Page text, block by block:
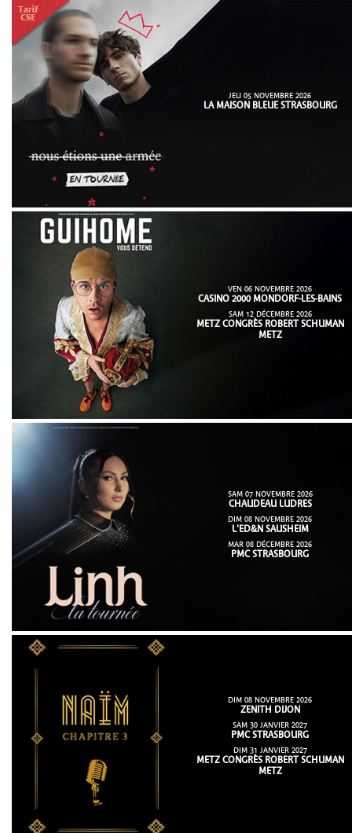
JEU 05 NOVEMBRE 2026
LA MAISON BLEUE STRASBOURG
VEN 06 NOVEMBRE 2026
CASINO 2000 MONDORF-LES-BAINS
SAM 12 DÉCEMBRE 2026
METZ CONGRÈS ROBERT SCHUMAN
METZ
SAM 07 NOVEMBRE 2026
CHAUDEAU LUDRES
DIM 08 NOVEMBRE 2026
L'ED&N SAUSHEIM
MAR 08 DÉCEMBRE 2026
PMC STRASBOURG
DIM 08 NOVEMBRE 2026
ZENITH DIJON
SAM 30 JANVIER 2027
PMC STRASBOURG
DIM 31 JANVIER 2027
METZ CONGRÈS ROBERT SCHUMAN
METZ